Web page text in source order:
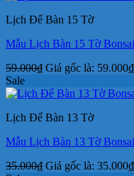
Lịch Để Bàn 15 Tờ
Mẫu Lịch Bàn 15 Tờ Bonsai
59.000₫ Giá gốc là:
Sale
Lịch Để Bàn 13 Tờ
Mẫu Lịch Bàn 13 Tờ
35.000₫ Giá gốc là: